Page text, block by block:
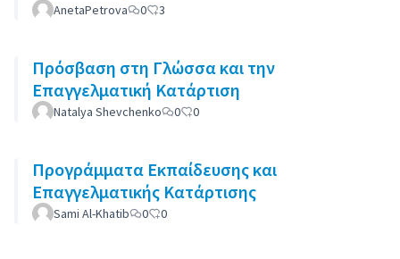
AnetaPetrova 0 3
Πρόσβαση στη Γλώσσα και την
Επαγγελματική Κατάρτιση
Natalya Shevchenko 0 0
Προγράμματα Εκπαίδευσης και
Επαγγελματικής Κατάρτισης
Sami Al-Khatib 0 0